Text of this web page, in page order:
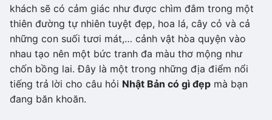
khách sẽ có cảm giác như được chìm đắm trong một
thiên đường tự nhiên tuyệt đẹp, hoa lá, cây cỏ và cả
những con suối tươi mát,… cảnh vật hòa quyện vào
nhau tạo nên một bức tranh đa màu thơ mộng như
chốn bồng lai. Đây là một trong những địa điểm nổi
tiếng trả lời cho câu hỏi Nhật Bản có gì đẹp mà bạn
đang băn khoăn.